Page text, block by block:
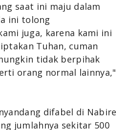
saat ini maju dalam
ini tolong
juga, karena kami ini
Tuhan, cuman
tidak berpihak
orang normal lainnya,"
difabel di Nabire
jumlahnya sekitar 500